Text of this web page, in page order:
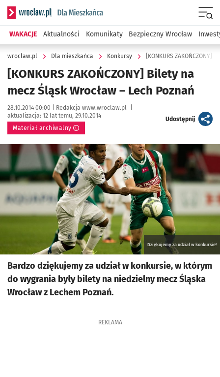
Serwis informacyjny wroclaw.pl podserwis: Dla mieszkańca
WAKACJE Aktualności Komunikaty Bezpieczny Wrocław
wroclaw.pl Dla mieszkańca Konkursy [KONKURS
[KONKURS ZAKOŃCZONY] Bilety na
mecz Śląsk Wrocław – Lech Poznań
Data publikacji:
28.10.2014 00:00 | Autor:
Redakcja www.wroclaw.pl
aktualizacja: 12 lat temu, 29.10.2014
Materiał archiwalny
Udostępnijartykuł
Kliknij, aby powiększyć
Dziękujemy za udział w konkursie!
Bardzo dziękujemy za udział w konkursie, w którym
do wygrania były bilety na niedzielny mecz Śląska
Wrocław z Lechem Poznań.
REKLAMA